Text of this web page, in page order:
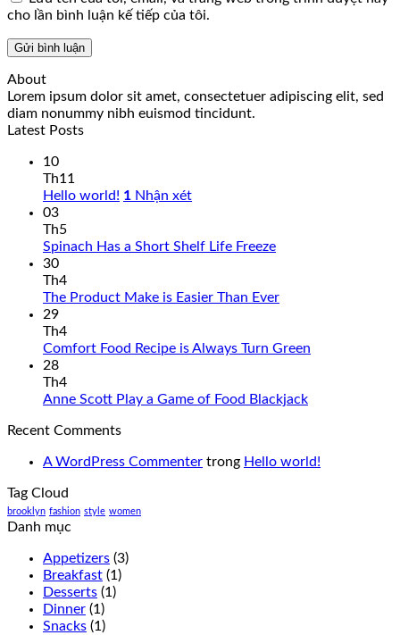
cho lần bình luận kế tiếp của tôi.
About
Lorem ipsum dolor sit amet, consectetuer adipiscing elit, sed
diam nonummy nibh euismod tincidunt.
Latest Posts
10
Th11
Hello world! 1 Nhận xét
03
Th5
Spinach Has a Short Shelf Life Freeze
30
Th4
The Product Make is Easier Than Ever
29
Th4
Comfort Food Recipe is Always Turn Green
28
Th4
Anne Scott Play a Game of Food Blackjack
Recent Comments
A WordPress Commenter trong Hello world!
Tag Cloud
brooklyn fashion style women
Danh mục
Appetizers (3)
Breakfast (1)
Desserts (1)
Dinner (1)
Snacks (1)